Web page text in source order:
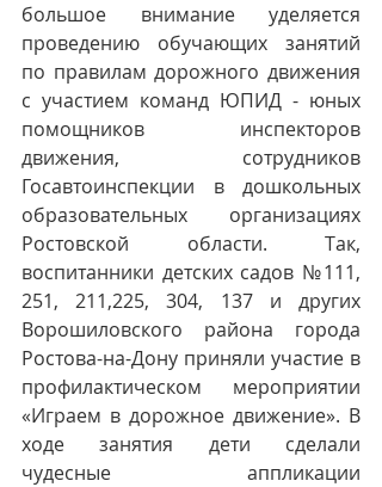
большое внимание уделяется
проведению обучающих занятий
по правилам дорожного движения
с участием команд ЮПИД - юных
помощников инспекторов
движения, сотрудников
Госавтоинспекции в дошкольных
образовательных организациях
Ростовской области. Так,
воспитанники детских садов №111,
251, 211,225, 304, 137 и других
Ворошиловского района города
Ростова-на-Дону приняли участие в
профилактическом мероприятии
«Играем в дорожное движение». В
ходе занятия дети сделали
чудесные аппликации